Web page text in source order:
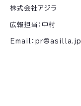
株式会社アジラ
広報担当：中村
Email：pr@asilla.jp